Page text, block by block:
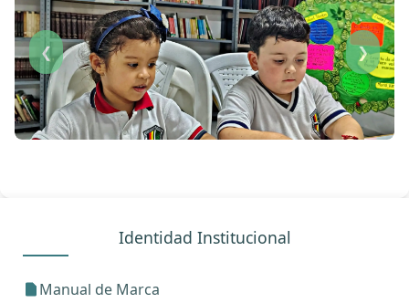
❮ ❯
Identidad Institucional
Manual de Marca